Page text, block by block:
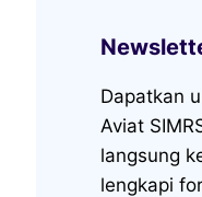
Dapatkan
Aviat
langsung
lengkapi